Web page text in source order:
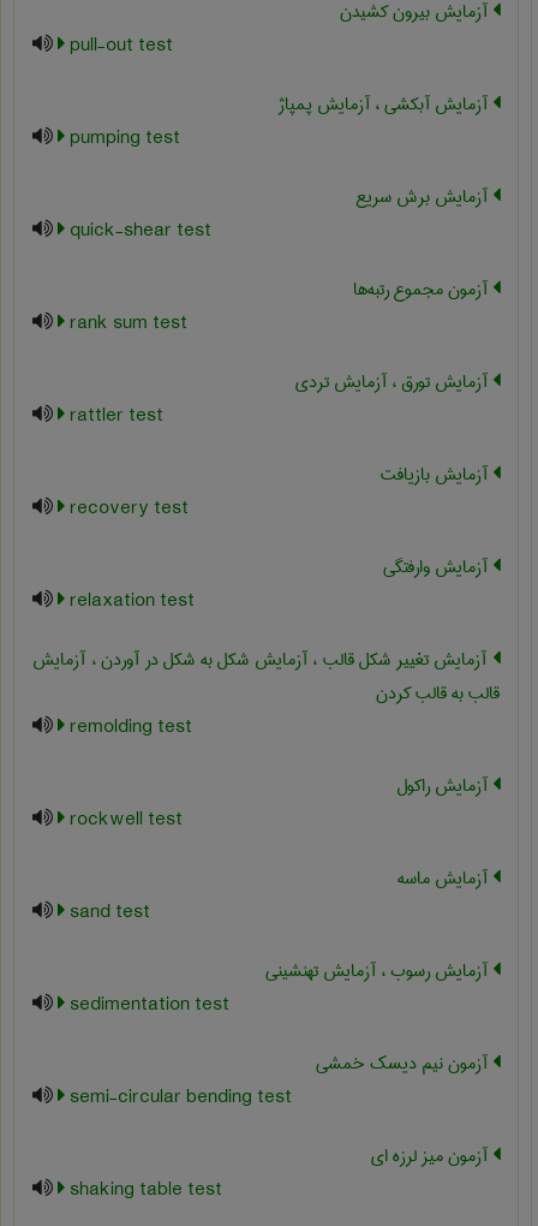
آزمایش بیرون کشیدن
pull-out test
آزمایش آبکشی ، آزمایش پمپاژ
pumping test
آزمایش برش سریع
quick-shear test
آزمون مجموع رتبه‌ها
rank sum test
آزمایش تورق ، آزمایش تردی
rattler test
آزمایش بازیافت
recovery test
آزمایش وارفتگی
relaxation test
آزمایش تغییر شکل قالب ، آزمایش شکل به شکل در آوردن ، آزمایش
قالب به قالب کردن
remolding test
آزمایش راکول
rockwell test
آزمایش ماسه
sand test
آزمایش رسوب ، آزمایش تهنشینی
sedimentation test
آزمون نیم دیسک خمشی
semi-circular bending test
آزمون میز لرزه ای
shaking table test